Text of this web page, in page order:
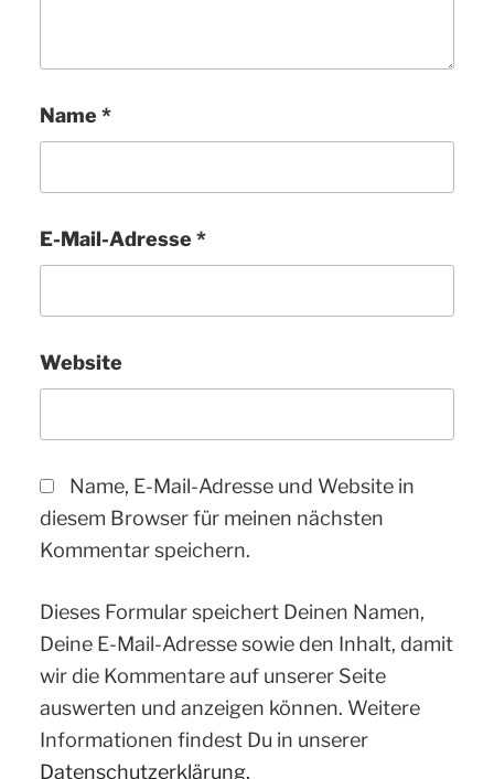
Name *
E-Mail-Adresse *
Website
Name, E-Mail-Adresse und Website in
diesem Browser für meinen nächsten
Kommentar speichern.
Dieses Formular speichert Deinen Namen,
Deine E-Mail-Adresse sowie den Inhalt, damit
wir die Kommentare auf unserer Seite
auswerten und anzeigen können. Weitere
Informationen findest Du in unserer
Datenschutzerklärung.